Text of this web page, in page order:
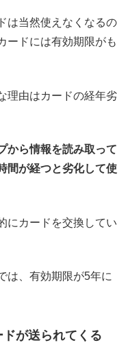
は当然使えなくなるの
ードには有効期限がも
理由はカードの経年劣
から情報を読み取って
間が経つと劣化して使
にカードを交換してい
は、有効期限が5年に
が送られてくる